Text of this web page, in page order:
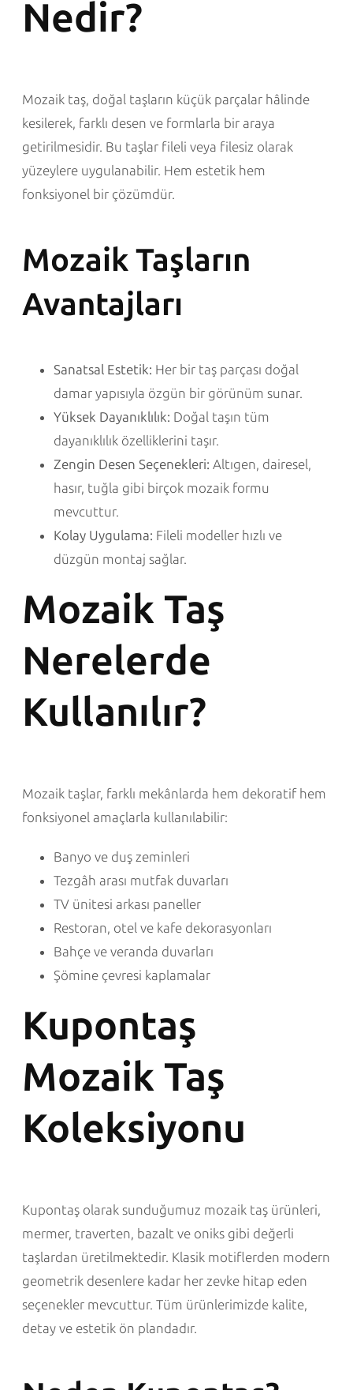
Nedir?
Mozaik taş, doğal taşların küçük parçalar hâlinde
kesilerek, farklı desen ve formlarla bir araya
getirilmesidir. Bu taşlar fileli veya filesiz olarak
yüzeylere uygulanabilir. Hem estetik hem
fonksiyonel bir çözümdür.
Mozaik Taşların
Avantajları
Sanatsal Estetik: Her bir taş parçası doğal
damar yapısıyla özgün bir görünüm sunar.
Yüksek Dayanıklılık: Doğal taşın tüm
dayanıklılık özelliklerini taşır.
Zengin Desen Seçenekleri: Altıgen, dairesel,
hasır, tuğla gibi birçok mozaik formu
mevcuttur.
Kolay Uygulama: Fileli modeller hızlı ve
düzgün montaj sağlar.
Mozaik Taş
Nerelerde
Kullanılır?
Mozaik taşlar, farklı mekânlarda hem dekoratif hem
fonksiyonel amaçlarla kullanılabilir:
Banyo ve duş zeminleri
Tezgâh arası mutfak duvarları
TV ünitesi arkası paneller
Restoran, otel ve kafe dekorasyonları
Bahçe ve veranda duvarları
Şömine çevresi kaplamalar
Kupontaş
Mozaik Taş
Koleksiyonu
Kupontaş olarak sunduğumuz mozaik taş ürünleri,
mermer, traverten, bazalt ve oniks gibi değerli
taşlardan üretilmektedir. Klasik motiflerden modern
geometrik desenlere kadar her zevke hitap eden
seçenekler mevcuttur. Tüm ürünlerimizde kalite,
detay ve estetik ön plandadır.